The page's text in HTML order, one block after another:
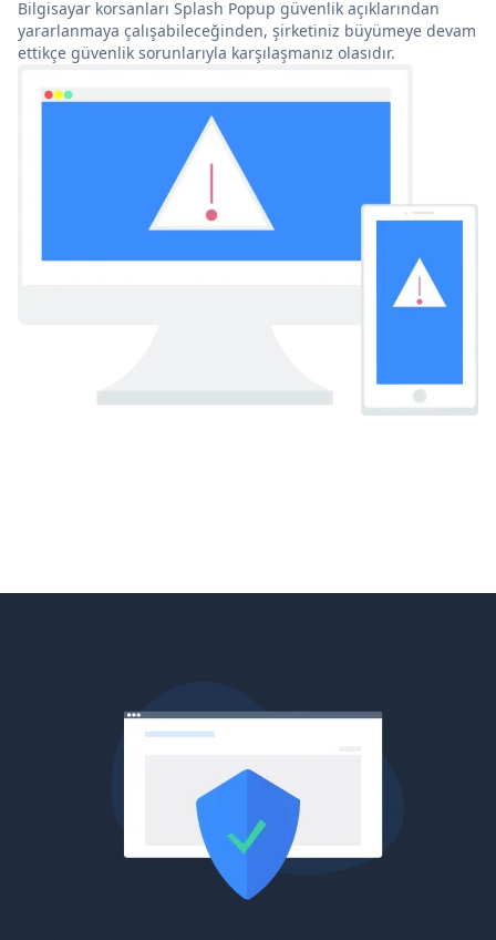
Bilgisayar korsanları Splash Popup güvenlik açıklarından
yararlanmaya çalışabileceğinden, şirketiniz büyümeye devam
ettikçe güvenlik sorunlarıyla karşılaşmanız olasıdır.